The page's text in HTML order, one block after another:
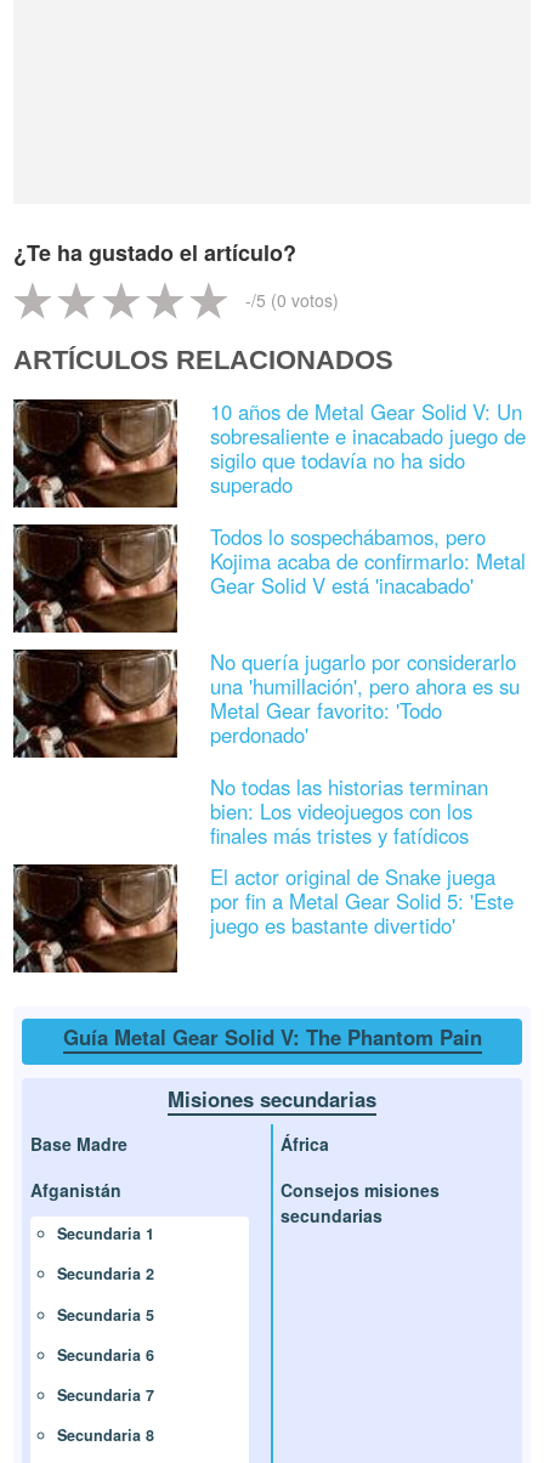
¿Te ha gustado el artículo?
-/5 (0 votos)
ARTÍCULOS RELACIONADOS
10 años de Metal Gear Solid V: Un
sobresaliente e inacabado juego de
sigilo que todavía no ha sido
superado
Todos lo sospechábamos, pero
Kojima acaba de confirmarlo: Metal
Gear Solid V está 'inacabado'
No quería jugarlo por considerarlo
una 'humillación', pero ahora es su
Metal Gear favorito: 'Todo
perdonado'
No todas las historias terminan
bien: Los videojuegos con los
finales más tristes y fatídicos
El actor original de Snake juega
por fin a Metal Gear Solid 5: 'Este
juego es bastante divertido'
Guía Metal Gear Solid V: The Phantom Pain
Misiones secundarias
Base Madre
Afganistán
Secundaria 1
Secundaria 2
Secundaria 5
Secundaria 6
Secundaria 7
Secundaria 8
África
Consejos misiones
secundarias